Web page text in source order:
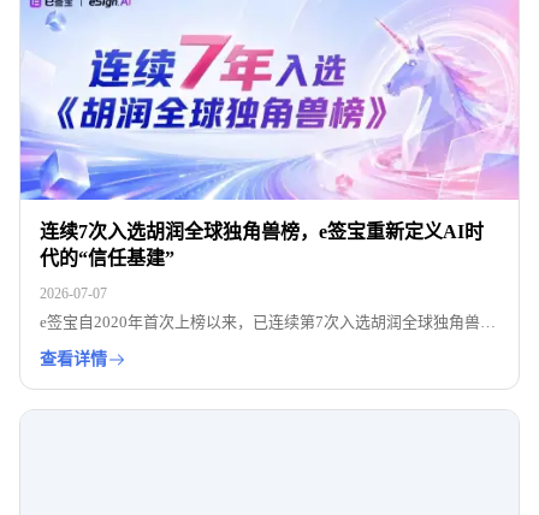
连续7次入选胡润全球独角兽榜，e签宝重新定义AI时
代的“信任基建”
2026-07-07
e签宝自2020年首次上榜以来，已连续第7次入选胡润全球独角兽
榜，也是榜单上唯一的中国电子签名企业。在AI时代，e签宝作为
“信任基础设施”的构建者，正以中国标准深度参与全球信任基础设
施的构建。
查看详情